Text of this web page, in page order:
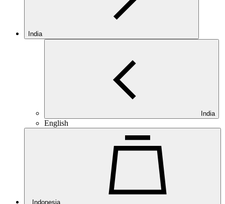
India
India
English
Indonesia